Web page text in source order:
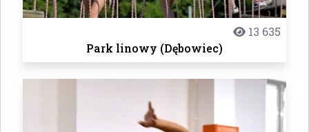
13 635
Park linowy (Dębowiec)